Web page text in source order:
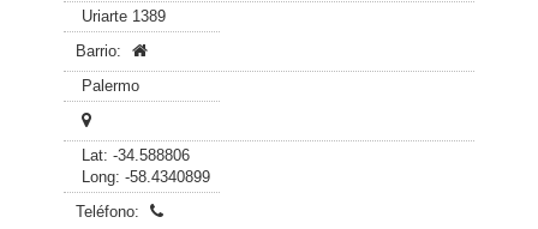
Uriarte 1389
Barrio:
Palermo
Lat: -34.588806
Long: -58.4340899
Teléfono: